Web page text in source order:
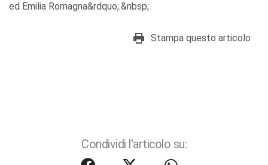
ed Emilia Romagna&rdquo;.&nbsp;
Stampa questo articolo
Condividi l'articolo su: